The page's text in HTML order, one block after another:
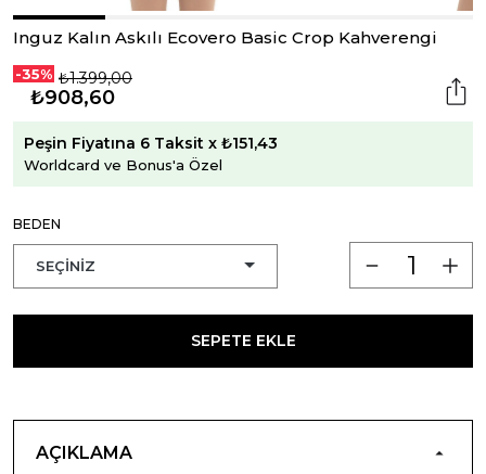
Inguz Kalın Askılı Ecovero Basic Crop Kahverengi
-35% ₺1.399,00
₺908,60
Peşin Fiyatına 6 Taksit x ₺151,43
Worldcard ve Bonus'a Özel
BEDEN
SEPETE EKLE
AÇIKLAMA